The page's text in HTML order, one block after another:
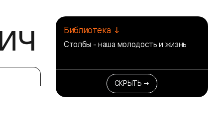
Библиотека ↓
Столбы - наша молодость и жизнь
СКРЫТЬ →